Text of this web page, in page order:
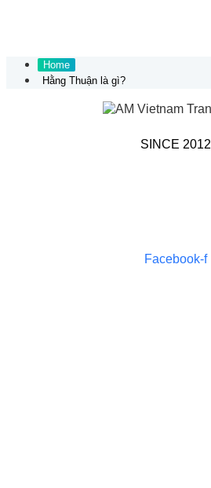
Home
Hằng Thuận là gì?
SINCE 2012
Facebook-f